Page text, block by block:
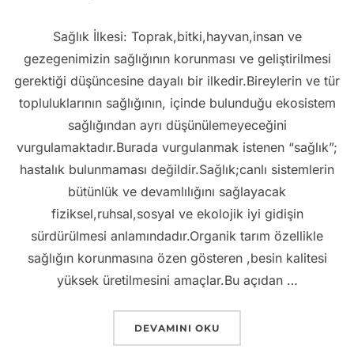
Sağlık İlkesi: Toprak,bitki,hayvan,insan ve
gezegenimizin sağlığının korunması ve geliştirilmesi
gerektiği düşüncesine dayalı bir ilkedir.Bireylerin ve tür
topluluklarının sağlığının, içinde bulunduğu ekosistem
sağlığından ayrı düşünülemeyeceğini
vurgulamaktadır.Burada vurgulanmak istenen “sağlık”;
hastalık bulunmaması değildir.Sağlık;canlı sistemlerin
bütünlük ve devamlılığını sağlayacak
fiziksel,ruhsal,sosyal ve ekolojik iyi gidişin
sürdürülmesi anlamındadır.Organik tarım özellikle
sağlığın korunmasına özen gösteren ,besin kalitesi
yüksek üretilmesini amaçlar.Bu açıdan …
“ORGANIK TARIMIN İLKELERI”
DEVAMINI OKU